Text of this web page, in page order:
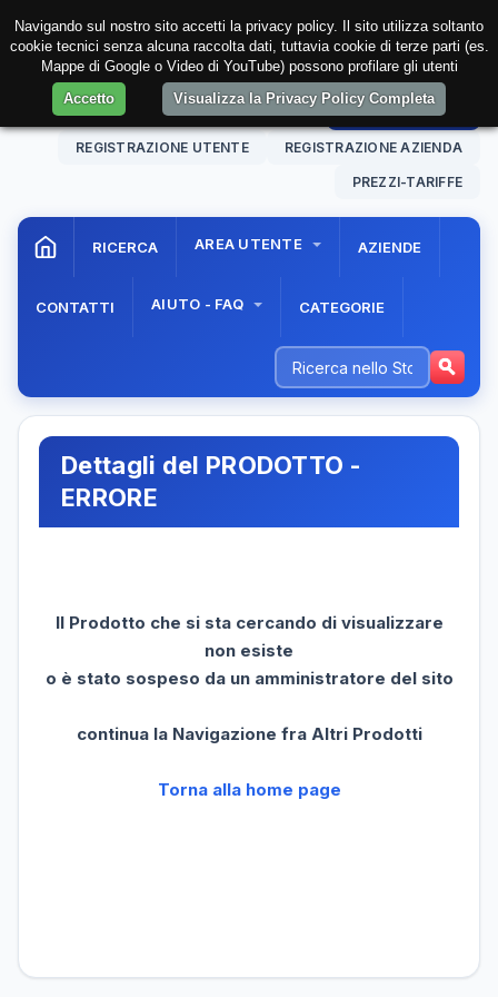
06 Aug. 202623:06:29 AREA RISERVATA
REGISTRAZIONE UTENTE REGISTRAZIONE AZIENDA
PREZZI-TARIFFE
RICERCA AREA UTENTE AZIENDE
CONTATTI AIUTO - FAQ CATEGORIE
Dettagli del PRODOTTO -
ERRORE
Il Prodotto che si sta cercando di visualizzare
non esiste
o è stato sospeso da un amministratore del sito
continua la Navigazione fra Altri Prodotti
Torna alla home page
Navigando sul nostro sito accetti la privacy policy. Il sito utilizza soltanto
cookie tecnici senza alcuna raccolta dati, tuttavia cookie di terze parti (es.
Mappe di Google o Video di YouTube) possono profilare gli utenti
Accetto
Visualizza la Privacy Policy Completa